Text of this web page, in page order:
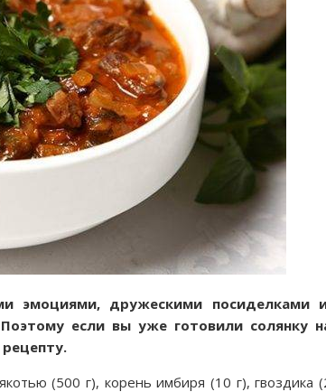
эмоциями, дружескими посиделками
если вы уже готовили солянку
(500 г), корень имбиря (10 г), гвоздика